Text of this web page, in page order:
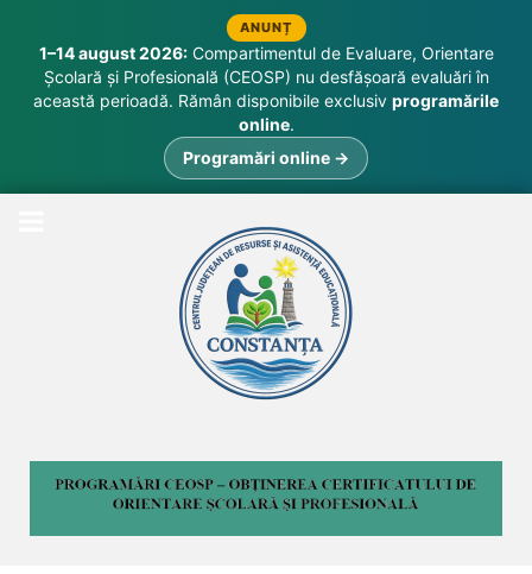
ANUNȚ
1–14 august 2026:Compartimentul de Evaluare, Orientare
Școlară și Profesională (CEOSP) nu desfășoară evaluări în
această perioadă. Rămân disponibile exclusiv programările
online.
Programări online →